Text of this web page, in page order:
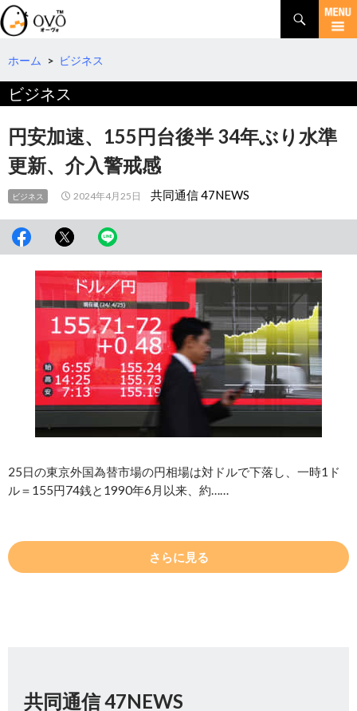
検
索
コ
テ
へ
移
動
ホーム > ビジネス
ビジネス
円安加速、155円台後半 34年ぶり水準
更新、介入警戒感
ビジネス 2024年4月25日 共同通信 47NEWS
25日の東京外国為替市場の円相場は対ドルで下落し、一時1ド
ル＝155円74銭と1990年6月以来、約……
さらに見る
共同通信 47NEWS